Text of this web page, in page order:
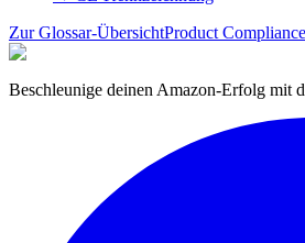
Zur Glossar-ÜbersichtProduct
Beschleunige deinen Amazon-Erfolg mit